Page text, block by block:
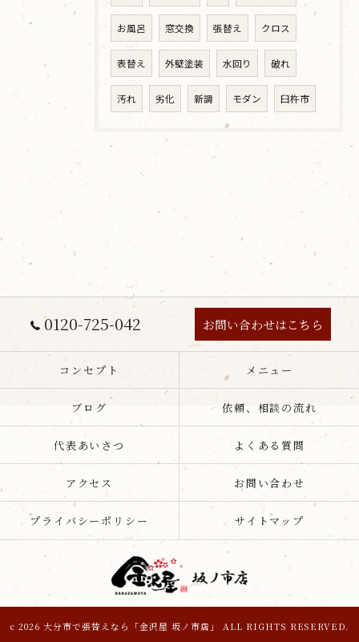
お風呂 窓交換 張替え クロス
表替え 外壁塗装 水回り 破れ
汚れ 劣化 新調 モダン 臼杵市
0120-725-042 お問い合わせはこちら
コンセプト メニュー
ブログ 依頼、相談の流れ
代表あいさつ よくある質問
アクセス お問い合わせ
プライバシーポリシー サイトマップ
c 2026 大分市で張替えなら「金沢屋 坂ノ市店」 ALL RIGHTS RESERVED.